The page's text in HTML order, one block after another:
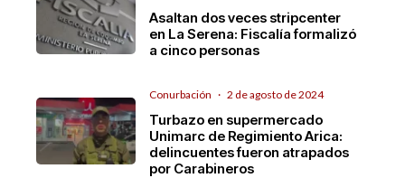
Asaltan dos veces stripcenter
en La Serena: Fiscalía formalizó
a cinco personas
Conurbación · 2 de agosto de 2024
Turbazo en supermercado
Unimarc de Regimiento Arica:
delincuentes fueron atrapados
por Carabineros